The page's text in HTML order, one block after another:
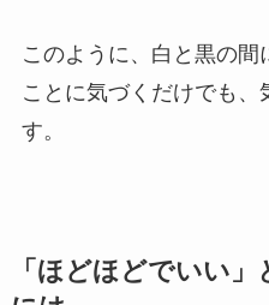
このように、白と黒の間
ことに気づくだけでも、
す。
「ほどほどでいい